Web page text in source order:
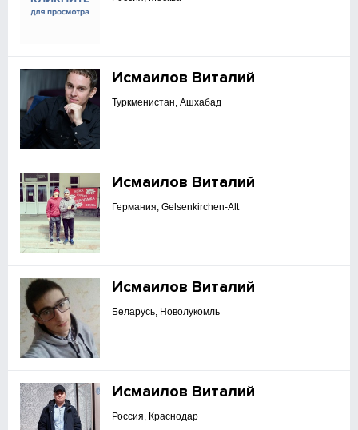
Исмаилов Виталий
Туркменистан, Ашхабад
Исмаилов Виталий
Германия, Gelsenkirchen-Alt
Исмаилов Виталий
Беларусь, Новолукомль
Исмаилов Виталий
Россия, Краснодар